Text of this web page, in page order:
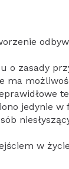
o zasady
ma
jedynie w
w